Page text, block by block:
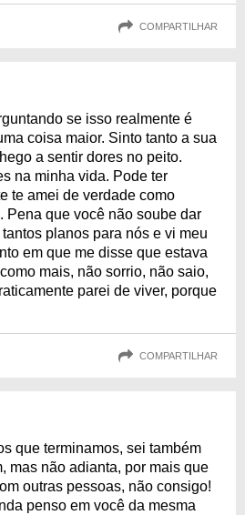
COMPARTILHAR
se isso realmente é
coisa maior. Sinto tanto a sua
a sentir dores no peito.
na minha vida. Pode ter
te amei de verdade como
Pena que você não soube dar
planos para nós e vi meu
em que me disse que estava
mais, não sorrio, não saio,
parei de viver, porque
COMPARTILHAR
que terminamos, sei também
mas não adianta, por mais que
outras pessoas, não consigo!
penso em você da mesma